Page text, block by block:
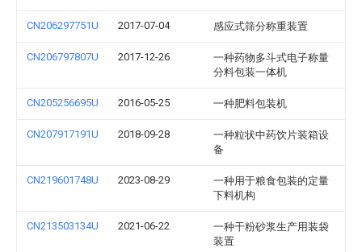
CN206297751U 2017-07-04 感应式筛分称重装置
CN206797807U 2017-12-26
一种药物多斗式电子称量
分料包装一体机
CN205256695U 2016-05-25 一种肥料包装机
CN207917191U 2018-09-28
一种粒状中药饮片装箱设
备
CN219601748U 2023-08-29
一种用于粮食包装的定量
下料机构
CN213503134U 2021-06-22
一种干粉砂浆生产用装袋
装置